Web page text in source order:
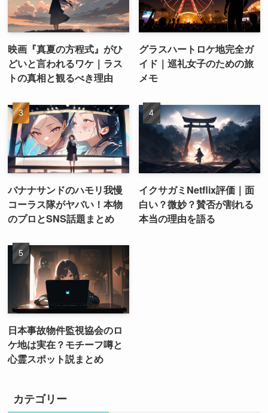
映画『真夏の方程式』がひ
どいと言われるワケ｜ラス
トの真相と観るべき理由
グラスハートロケ地完全ガ
イド｜巡礼女子のための旅
メモ
バナナサンドのハモリ我慢
コーラス隊がヤバい！本物
のプロとSNS話題まとめ
イクサガミNetflix評価｜面
白い？微妙？賛否が割れる
本当の理由を語る
日本事故物件監視協会のロ
ケ地は実在？モチーフ噂と
心霊スポット説まとめ
カテゴリー